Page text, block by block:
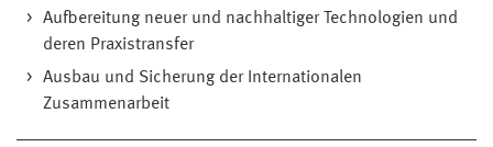
Aufbereitung neuer und nachhaltiger Technologien und
deren Praxistransfer
Ausbau und Sicherung der Internationalen
Zusammenarbeit